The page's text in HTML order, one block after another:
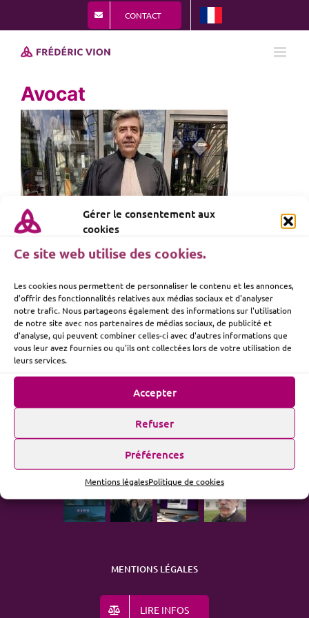
Gérer le consentement aux
cookies
Ce site web utilise des cookies.
Les cookies nous permettent de personnaliser le contenu et les annonces,
d'offrir des fonctionnalités relatives aux médias sociaux et d'analyser
notre trafic. Nous partageons également des informations sur l'utilisation
de notre site avec nos partenaires de médias sociaux, de publicité et
d'analyse, qui peuvent combiner celles-ci avec d'autres informations que
vous leur avez fournies ou qu'ils ont collectées lors de votre utilisation de
leurs services.
Accepter
Refuser
Préférences
Mentions légalesPolitique de cookies
au
contenu
CONTACT
Avocat
ME SUIVRE
ACTUALITÉ
MENTIONS LÉGALES
LIRE INFOS